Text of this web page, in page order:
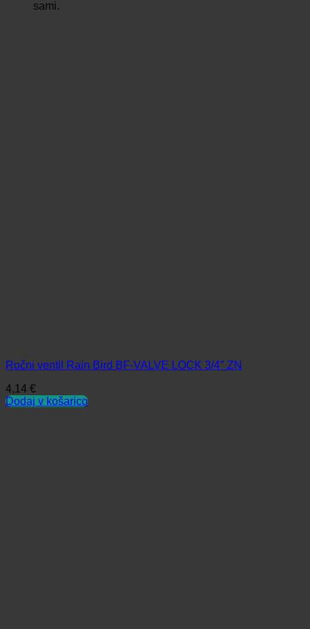
sami.
Ročni ventil Rain Bird BF-VALVE LOCK 3/4″ ZN
4,14 €
Dodaj v košarico